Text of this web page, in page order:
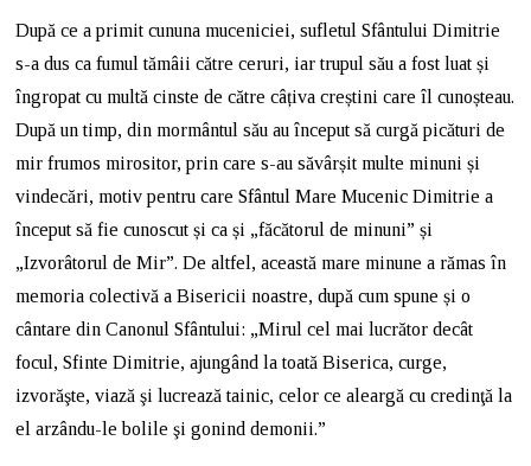
După ce a primit cununa muceniciei, sufletul Sfântului Dimitrie
s-a dus ca fumul tămâii către ceruri, iar trupul său a fost luat și
îngropat cu multă cinste de către câțiva creștini care îl cunoșteau.
După un timp, din mormântul său au început să curgă picături de
mir frumos mirositor, prin care s-au săvârșit multe minuni și
vindecări, motiv pentru care Sfântul Mare Mucenic Dimitrie a
început să fie cunoscut și ca și „făcătorul de minuni” și
„Izvorâtorul de Mir”. De altfel, această mare minune a rămas în
memoria colectivă a Bisericii noastre, după cum spune și o
cântare din Canonul Sfântului: „Mirul cel mai lucrător decât
focul, Sfinte Dimitrie, ajungând la toată Biserica, curge,
izvorăşte, viază şi lucrează tainic, celor ce aleargă cu credinţă la
el arzându-le bolile şi gonind demonii.”